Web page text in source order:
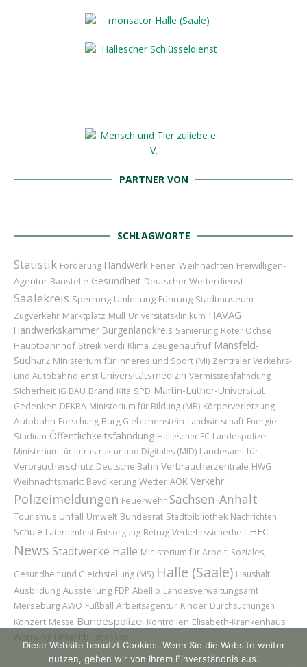
PARTNER VON
SCHLAGWORTE
Statistik Förderung Handwerk Ferien Weihnachten Freiwilligen-
Agentur Baustelle Gesundheit Deutscher Wetterdienst
Saalekreis Sperrung Umleitung Führung Stadtmuseum
Zugverkehr Marktplatz Müll Universitätsklinikum HAVAG
Handwerkskammer Burgenlandkreis Sanierung Roter Ochse
Hauptbahnhof Streik verdi Klima Zeugenaufruf Mansfeld-
Südharz Ministerium für Inneres und Sport (MI) Zentraler Verkehrs-
und Autobahndienst Universitätsmedizin Vermisstenfahndung
Sicherheit IG BAU Brand Kita SPD Martin-Luther-Universität
Gedenken DEKRA Ministerium für Bildung (MB) Körperverletzung
Autobahn Forschung Burg Giebichenstein Landwirtschaft Energie
Studium Öffentlichkeitsfahndung Hallescher FC Landespolizei
Ministerium für Infrastruktur und Digitales (MID) Landesamt für
Verbraucherschutz Deutsche Bahn Verbraucherzentrale HWG
Weihnachtsmarkt Bevölkerung Wetter AOK Verkehr
Polizeimeldungen Feuerwehr Sachsen-Anhalt
Tourismus Unfall Umwelt Bundesrat Stadtbibliothek Nachrichten
Schule Laternenfest Entsorgung Betrug Verkehrssicherheit HFC
News Stadtwerke Halle Ministerium für Arbeit, Soziales,
Gesundheit und Gleichstellung (MS) Halle (Saale) Haushalt
Ausbildung Ausstellung FDP Abellio Landesverwaltungsamt
Merseburg AWO Fußball Arbeitsagentur Kinder Durchsuchungen
Konzert Messe Bundespolizei Kontrollen Elisabeth-Krankenhaus
Diese Website benutzt Cookies. Wenn Sie die Website weiter
nutzen, gehen wir von Ihrem Einverständnis aus.